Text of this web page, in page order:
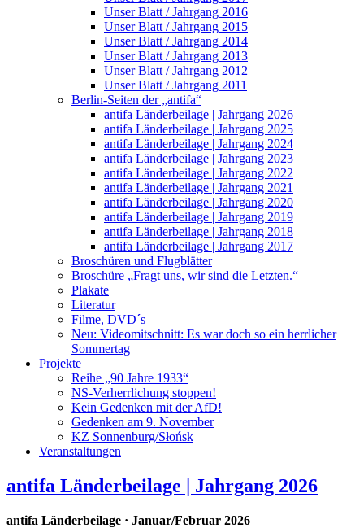
Unser Blatt / Jahrgang 2016
Unser Blatt / Jahrgang 2015
Unser Blatt / Jahrgang 2014
Unser Blatt / Jahrgang 2013
Unser Blatt / Jahrgang 2012
Unser Blatt / Jahrgang 2011
Berlin-Seiten der „antifa“
antifa Länderbeilage | Jahrgang 2026
antifa Länderbeilage | Jahrgang 2025
antifa Länderbeilage | Jahrgang 2024
antifa Länderbeilage | Jahrgang 2023
antifa Länderbeilage | Jahrgang 2022
antifa Länderbeilage | Jahrgang 2021
antifa Länderbeilage | Jahrgang 2020
antifa Länderbeilage | Jahrgang 2019
antifa Länderbeilage | Jahrgang 2018
antifa Länderbeilage | Jahrgang 2017
Broschüren und Flugblätter
Broschüre „Fragt uns, wir sind die Letzten.“
Plakate
Literatur
Filme, DVD´s
Neu: Videomitschnitt: Es war doch so ein herrlicher
Sommertag
Projekte
Reihe „90 Jahre 1933“
NS-Verherrlichung stoppen!
Kein Gedenken mit der AfD!
Gedenken am 9. November
KZ Sonnenburg/Słońsk
Veranstaltungen
antifa Länderbeilage | Jahrgang 2026
antifa Länderbeilage · Januar/Februar 2026